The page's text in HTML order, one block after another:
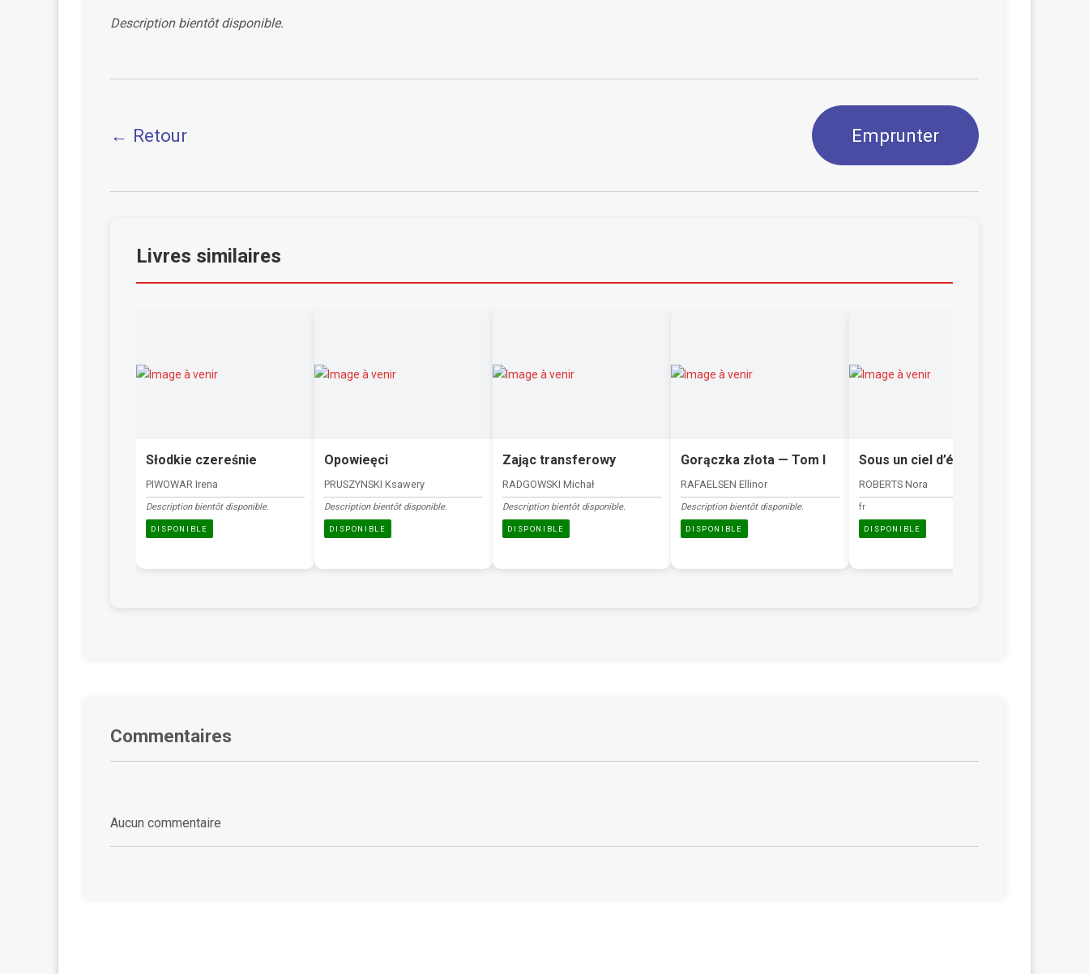
Description bientôt disponible.
← Retour Emprunter
Livres similaires
Słodkie czereśnie
PIWOWAR Irena
Description bientôt disponible.
DISPONIBLE
Opowieęci
PRUSZYNSKI Ksawery
Description bientôt disponible.
DISPONIBLE
Zając transferowy
RADGOWSKI Michał
Description bientôt disponible.
DISPONIBLE
Gorączka złota — Tom I
RAFAELSEN Ellinor
Description bientôt disponible.
DISPONIBLE
Sous un ciel d’été
ROBERTS Nora
fr
DISPONIBLE
Commentaires
Aucun commentaire